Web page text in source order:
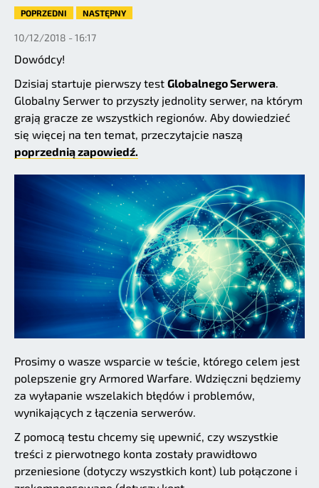
POPRZEDNI NASTĘPNY
10/12/2018 - 16:17
Dowódcy!
Dzisiaj startuje pierwszy test Globalnego Serwera.
Globalny Serwer to przyszły jednolity serwer, na którym
grają gracze ze wszystkich regionów. Aby dowiedzieć
się więcej na ten temat, przeczytajcie naszą
poprzednią zapowiedź.
Prosimy o wasze wsparcie w teście, którego celem jest
polepszenie gry Armored Warfare. Wdzięczni będziemy
za wyłapanie wszelakich błędów i problemów,
wynikających z łączenia serwerów.
Z pomocą testu chcemy się upewnić, czy wszystkie
treści z pierwotnego konta zostały prawidłowo
przeniesione (dotyczy wszystkich kont) lub połączone i